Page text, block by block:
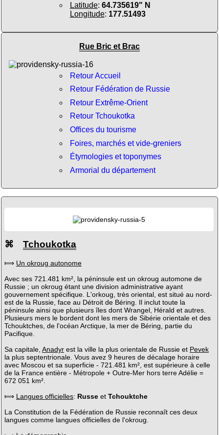
Latitude: 64.735619" N
Longitude: 177.51493
Rue Bric et Brac
Retour Accueil
Retour Fédération de Russie
Retour Extrême-Orient
Retour Tchoukotka
Offices du tourisme
Foires, marchés et vide-greniers
Étymologies et toponymes
Armorial du département
⌘ Tchoukotka
⟾ Un okroug autonome
Avec ses 721.481 km², la péninsule est un okroug automone de
Russie ; un okroug étant une division administrative ayant
gouvernement spécifique. L'orkoug, très oriental, est situé au nord-
est de la Russie, face au Détroit de Béring. Il inclut toute la
péninsule ainsi que plusieurs îles dont Wrangel, Hérald et autres.
Plusieurs mers le bordent dont les mers de Sibérie orientale et des
Tchouktches, de l'océan Arctique, la mer de Béring, partie du
Pacifique.
Sa capitale, Anadyrest la ville la plus orientale de Russie et Pevek
la plus septentrionale. Vous avez 9 heures de décalage horaire
avec Moscou et sa superficie - 721.481 km², est supérieure à celle
de la France entière - Métropole + Outre-Mer hors terre Adélie =
672 051 km².
⟾ Langues officielles: Russeet Tchouktche
La Constitution de la Fédération de Russie reconnaît ces deux
langues comme langues officielles de l'okroug.